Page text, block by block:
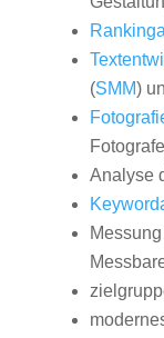
(SMM)
Analyse